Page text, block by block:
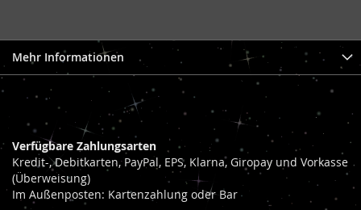
Mehr Informationen
Verfügbare Zahlungsarten
Kredit-, Debitkarten, PayPal, EPS, Klarna, Giropay und Vorkasse
(Überweisung)
Im Außenposten: Kartenzahlung oder Bar